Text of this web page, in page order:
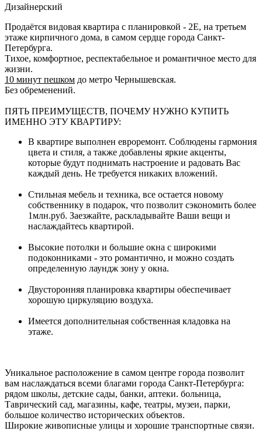
Дизайнерский
Продаётся видовая квартира с планировкой - 2Е, на третьем
этаже кирпичного дома, в самом сердце города Санкт-
Петербурга.
Тихое, комфортное, респектабельное и романтичное место для
жизни.
10 минут пешком до метро Чернышевская.
Без обременений.
ПЯТЬ ПРЕИМУЩЕСТВ, ПОЧЕМУ НУЖНО КУПИТЬ
ИМЕННО ЭТУ КВАРТИРУ:
В квартире выполнен евроремонт. Соблюдены гармония
цвета и стиля, а также добавлены яркие акценты,
которые будут поднимать настроение и радовать Вас
каждый день. Не требуется никаких вложений.
Стильная мебель и техника, все остается новому
собственнику в подарок, что позволит сэкономить более
1млн.руб. Заезжайте, раскладывайте Ваши вещи и
наслаждайтесь квартирой.
Высокие потолки и большие окна с широкими
подоконниками - это романтично, и можно создать
определенную лаундж зону у окна.
Двусторонняя планировка квартиры обеспечивает
хорошую циркуляцию воздуха.
Имеется дополнительная собственная кладовка на
этаже.
Уникальное расположение в самом центре города позволит
вам наслаждаться всеми благами города Санкт-Петербурга:
рядом школы, детские сады, банки, аптеки. больница,
Таврический сад, магазины, кафе, театры, музеи, парки,
большое количество исторических объектов.
Широкие живописные улицы и хорошие транспортные связи.